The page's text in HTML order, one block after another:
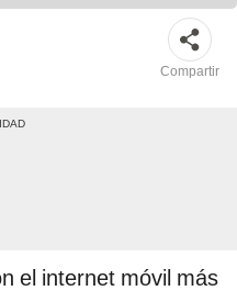
Compartir
el internet móvil más